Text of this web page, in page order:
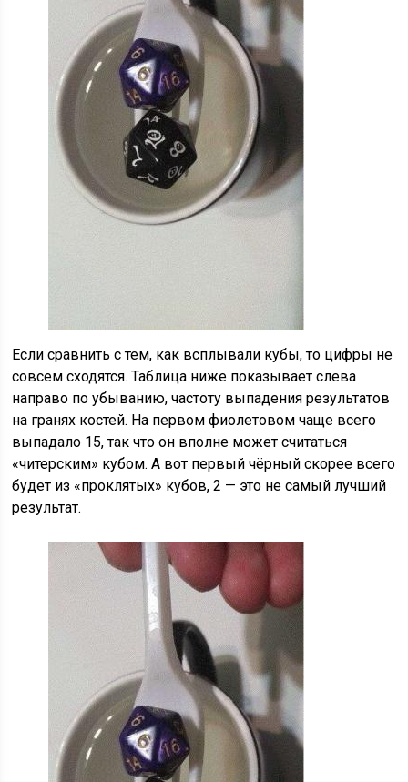
Если сравнить с тем, как всплывали кубы, то цифры не
совсем сходятся. Таблица ниже показывает слева
направо по убыванию, частоту выпадения результатов
на гранях костей. На первом фиолетовом чаще всего
выпадало 15, так что он вполне может считаться
«читерским» кубом. А вот первый чёрный скорее всего
будет из «проклятых» кубов, 2 — это не самый лучший
результат.